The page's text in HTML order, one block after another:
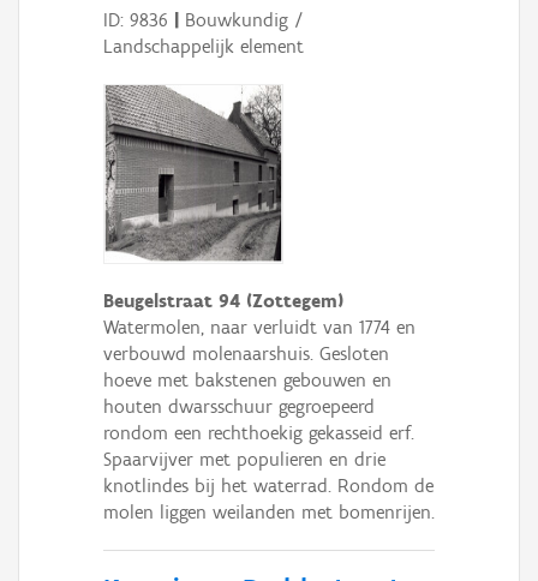
ID: 9836
Bouwkundig /
Landschappelijk element
Beugelstraat 94 (Zottegem)
Watermolen, naar verluidt van 1774 en
verbouwd molenaarshuis. Gesloten
hoeve met bakstenen gebouwen en
houten dwarsschuur gegroepeerd
rondom een rechthoekig gekasseid erf.
Spaarvijver met populieren en drie
knotlindes bij het waterrad. Rondom de
molen liggen weilanden met bomenrijen.